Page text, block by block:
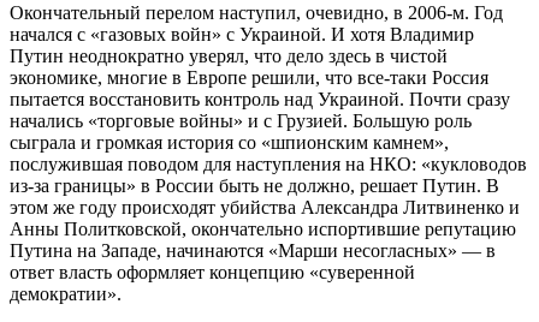
Окончательный перелом наступил, очевидно, в 2006-м. Год
начался с «газовых войн» с Украиной. И хотя Владимир
Путин неоднократно уверял, что дело здесь в чистой
экономике, многие в Европе решили, что все-таки Россия
пытается восстановить контроль над Украиной. Почти сразу
начались «торговые войны» и с Грузией. Большую роль
сыграла и громкая история со «шпионским камнем»,
послужившая поводом для наступления на НКО: «кукловодов
из-за границы» в России быть не должно, решает Путин. В
этом же году происходят убийства Александра Литвиненко и
Анны Политковской, окончательно испортившие репутацию
Путина на Западе, начинаются «Марши несогласных» — в
ответ власть оформляет концепцию «суверенной
демократии».